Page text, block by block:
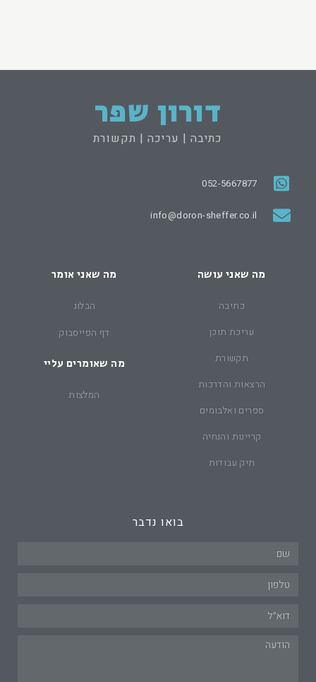
דורון שפר
כתיבה | עריכה | תקשורת
052-5667877
info@doron-sheffer.co.il
מה שאני עושה
כתיבה
עריכת תוכן
תקשורת
הרצאות והדרכות
ספרים ואלבומים
קריינות והנחיה
תיק עבודות
מה שאני אומר
הבלוג
דף הפייסבוק
מה שאומרים עליי
המלצות
בואו נדבר